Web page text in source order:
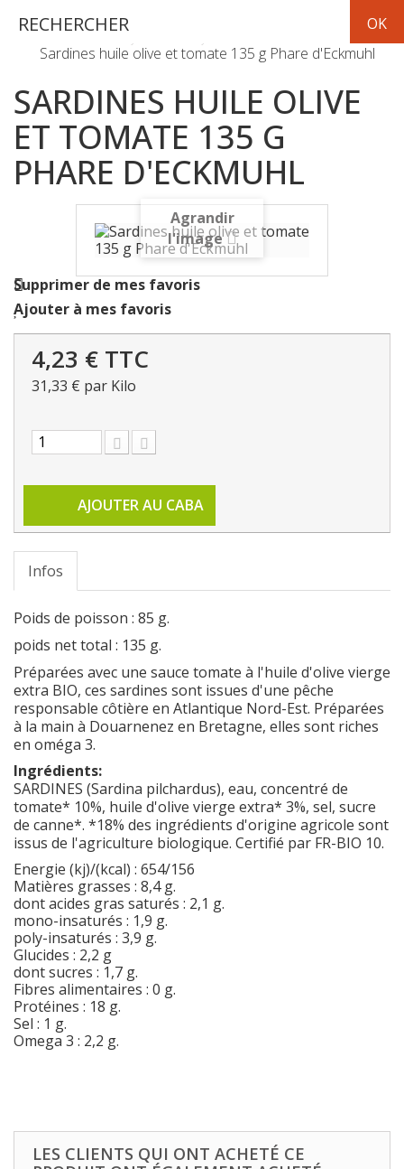
Sardines huile olive et tomate 135 g Phare d'Eckmuhl
SARDINES HUILE OLIVE
ET TOMATE 135 G
PHARE D'ECKMUHL
Agrandir
l'image
Supprimer de mes favoris
Ajouter à mes favoris
4,23 € TTC
31,33 € par Kilo
AJOUTER AU CABA
Infos
Poids de poisson : 85 g.
poids net total : 135 g.
Préparées avec une sauce tomate à l'huile d'olive vierge
extra BIO, ces sardines sont issues d'une pêche
responsable côtière en Atlantique Nord-Est. Préparées
à la main à Douarnenez en Bretagne, elles sont riches
en oméga 3.
Ingrédients:
SARDINES (Sardina pilchardus), eau, concentré de
tomate* 10%, huile d'olive vierge extra* 3%, sel, sucre
de canne*. *18% des ingrédients d'origine agricole sont
issus de l'agriculture biologique. Certifié par FR-BIO 10.
Energie (kj)/(kcal) : 654/156
Matières grasses : 8,4 g.
dont acides gras saturés : 2,1 g.
mono-insaturés : 1,9 g.
poly-insaturés : 3,9 g.
Glucides : 2,2 g
dont sucres : 1,7 g.
Fibres alimentaires : 0 g.
Protéines : 18 g.
Sel : 1 g.
Omega 3 : 2,2 g.
LES CLIENTS QUI ONT ACHETÉ CE